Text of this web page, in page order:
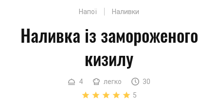
Напої Наливки
Наливка із замороженого
кизилу
4 легко
30
5